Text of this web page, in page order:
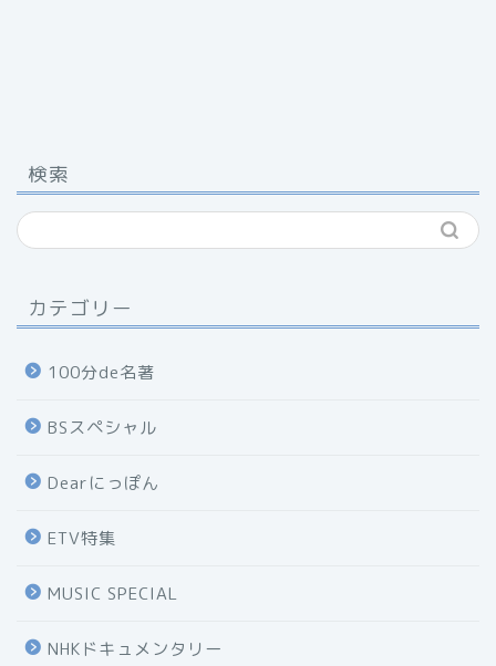
検索
カテゴリー
100分de名著
BSスペシャル
Dearにっぽん
ETV特集
MUSIC SPECIAL
NHKドキュメンタリー